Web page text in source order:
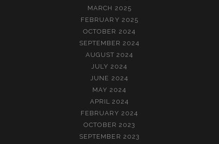
MARCH 2025
FEBRUARY 2025
OCTOBER 2024
SEPTEMBER 2024
AUGUST 2024
JULY 2024
JUNE 2024
MAY 2024
APRIL 2024
FEBRUARY 2024
OCTOBER 2023
SEPTEMBER 2023